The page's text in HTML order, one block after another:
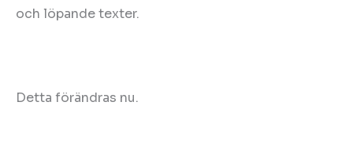
och löpande texter.
Detta förändras nu.